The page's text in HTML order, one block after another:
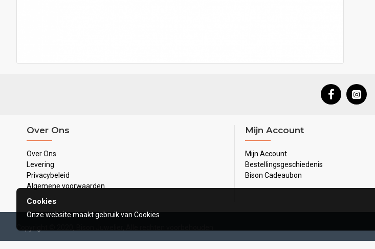
Over Ons
Over Ons
Levering
Privacybeleid
Algemene voorwaarden
Mijn Account
Mijn Account
Bestellingsgeschiedenis
Bison Cadeaubon
Copyright © 2020, Bison Juwelier, Alle rechten voorbehouden
Cookies
Onze website maakt gebruik van Cookies